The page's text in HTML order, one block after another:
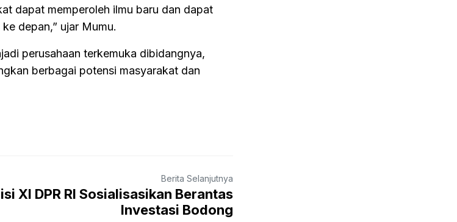
dapat memperoleh ilmu baru dan dapat
depan,” ujar Mumu.
perusahaan terkemuka dibidangnya,
berbagai potensi masyarakat dan
Berita Selanjutnya
XI DPR RI Sosialisasikan Berantas
Investasi Bodong